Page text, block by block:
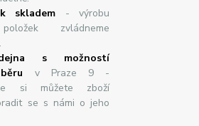
skladem - výrobu
zvládneme
s možností
v Praze 9 -
si můžete zboží
se s námi o jeho